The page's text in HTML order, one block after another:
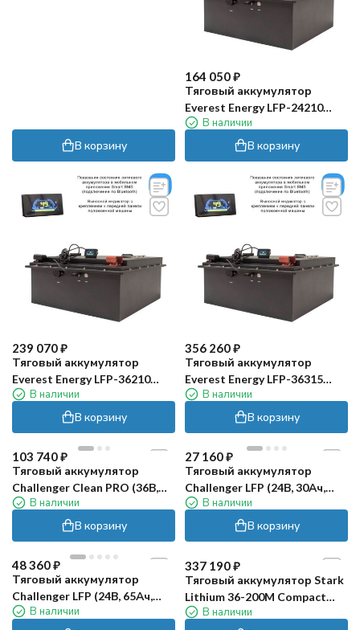
В корзину
164 050₽
Тяговый аккумулятор
Everest Energy LFP-24210
PRO (24В, 210Ач, LiFePO4)
В наличии
В корзину
239 070₽
Тяговый аккумулятор
Everest Energy LFP-36210
PRO (36В, 210Ач, LiFePO4)
В наличии
В корзину
356 260₽
Тяговый аккумулятор
Everest Energy LFP-36315
(36В, 315Ач, LiFePO4)
В наличии
В корзину
103 740₽
Тяговый аккумулятор
Challenger Clean PRO (36В,
75Ач, LiFePO4)
В наличии
В корзину
27 160₽
Тяговый аккумулятор
Challenger LFP (24В, 30Ач,
LiFePO4)
В наличии
В корзину
48 360₽
Тяговый аккумулятор
Challenger LFP (24В, 65Ач,
LiFePO4)
В наличии
337 190₽
Тяговый аккумулятор Stark
Lithium 36-200M Compact
(36В, 200Ач, Li-ion)
В наличии